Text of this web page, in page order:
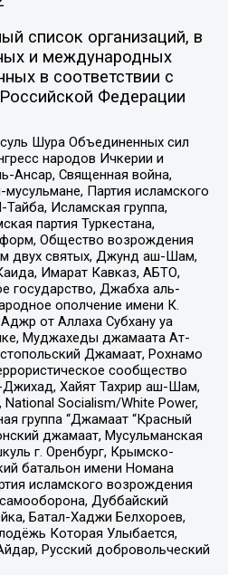
список организаций, в
и международных
в соответствии с
Федерации
Шура Объединенных сил
народов Ичкерии и
Ансар, Священная война,
мусульмане, Партия исламского
Исламская группа,
партия Туркестана,
Общество возрождения
двух святых, Джунд аш-Шам,
Имарат Кавказ, АБТО,
государство, Джабха аль-
ополчение имени К.
от Аллаха Субхану уа
Муджахеды джамаата Ат-
Джамаат, Рохнамо
сообщество
Джихад, Хайят Тахрир аш-Шам,
Socialism/White Power,
группа “Джамаат “Красный
джамаат, Мусульманская
г. Оренбург, Крымско-
батальон имени Номана
исламского возрождения
Дуббайский
Батал-Хаджи Белхороев,
Которая Улыбается,
Русский добровольческий